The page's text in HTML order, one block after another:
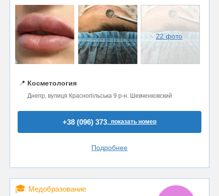
22 фото
📍 Косметология
Днепр, вулиця Краснопільська 9 р-н. Шевченковский
+38 (096) 373..показать номер
Подробнее
🎓 Медобразование